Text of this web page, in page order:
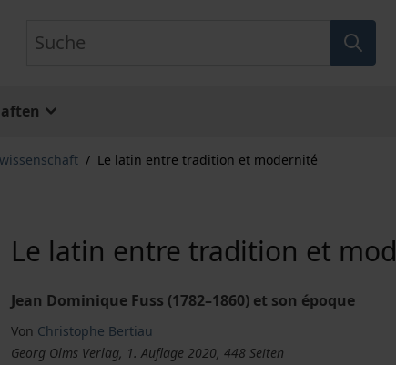
/ Le latin entre tradition et modernité
Le latin entre tradition et
Jean Dominique Fuss (1782–1860) et son époque
Von Christophe Bertiau
Georg Olms Verlag, 1. Auflage 2020, 448 Seiten